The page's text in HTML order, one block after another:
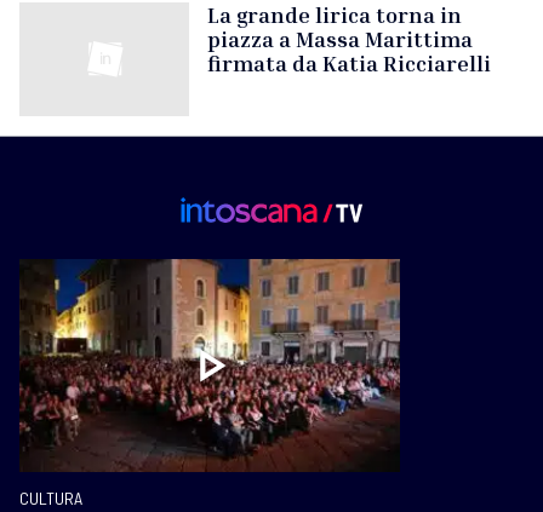
La grande lirica torna in
piazza a Massa Marittima
firmata da Katia Ricciarelli
CULTURA